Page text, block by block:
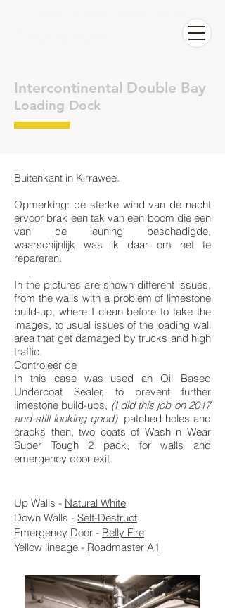
Intercontinental Double Bay
Loading Dock
Buitenkant in Kirrawee.
Opmerking: de sterke wind van de nacht
ervoor brak een tak van een boom die een
van de leuning beschadigde,
waarschijnlijk was ik daar om het te
repareren.
In the pictures are shown different issues,
from the walls with a problem of limestone
build-up, where I clean before to take the
images, to usual issues of the loading wall
area that get damaged by trucks and high
traffic.
Controleer de
In this case was used an Oil Based
Undercoat Sealer, to prevent further
limestone build-ups, (I did this job on 2017
and still looking good)patched holes and
cracks then, two coats of Wash n Wear
Super Tough 2 pack, for walls and
emergency door exit.
Up Walls - Natural White
Down Walls - Self-Destruct
Emergency Door - Belly Fire
Yellow lineage - Roadmaster A1